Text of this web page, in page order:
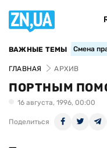
ВАЖНЫЕ ТЕМЫ Смена
ГЛАВНАЯ АРХИВ
ПОРТНЫМ
16 августа, 1996, 00:00
Поделиться